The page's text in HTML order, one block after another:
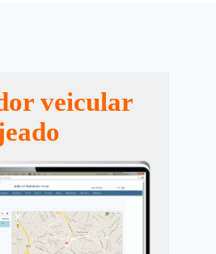
veicular